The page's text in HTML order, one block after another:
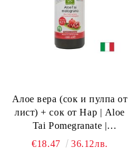
Алое вера (сок и пулпа от
лист) + сок от Нар | Aloe
Tai Pomegranate |
Benessence, 1л / 20 дози
€18.47 36.12лв.